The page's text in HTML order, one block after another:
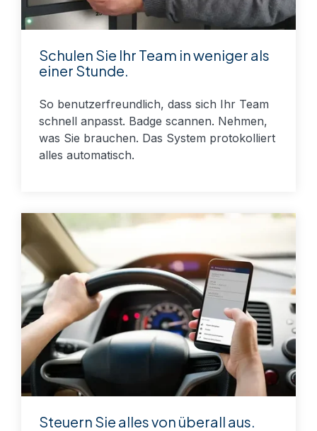
Schulen Sie Ihr Team in weniger als
einer Stunde.
So benutzerfreundlich, dass sich Ihr Team
schnell anpasst. Badge scannen. Nehmen,
was Sie brauchen. Das System protokolliert
alles automatisch.
Steuern Sie alles von überall aus.